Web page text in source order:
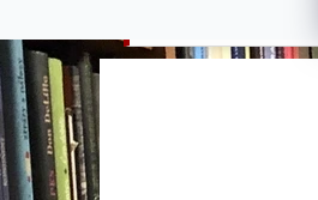
5MINUTOVÉ